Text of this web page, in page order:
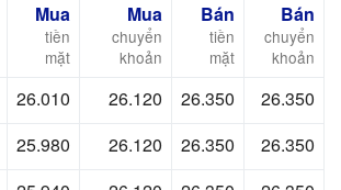
Mua
tiền
mặt
Mua
chuyển
khoản
Bán
tiền
mặt
Bán
chuyển
khoản
26.010 26.120 26.350
26.350
25.980
26.120 26.350
26.350